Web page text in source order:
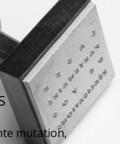
mutation,